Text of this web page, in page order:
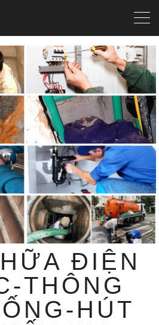
ĐIỆN
THÔNG
HÚT